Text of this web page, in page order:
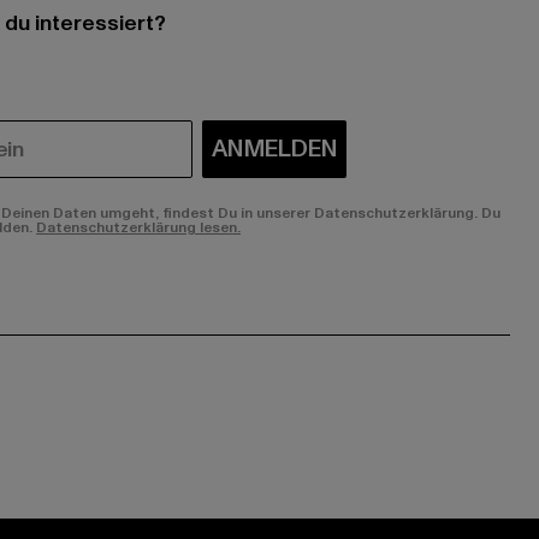
interessiert?
ANMELDEN
Daten umgeht, findest Du in unserer Datenschutzerklärung. Du
Datenschutzerklärung lesen.